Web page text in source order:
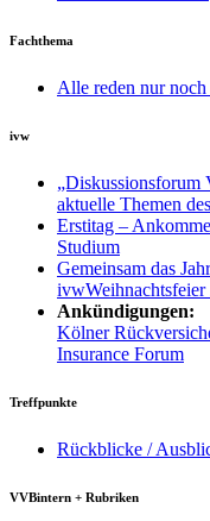
Fachthema
Alle reden nur
ivw
„Diskussionsforum
aktuelle Themen
Erstitag –
Studium
Gemeinsam das
ivwWeihnachtsfeier
Ankündigungen:
Kölner
Insurance Forum
Treffpunkte
Rückblicke /
VVBintern + Rubriken